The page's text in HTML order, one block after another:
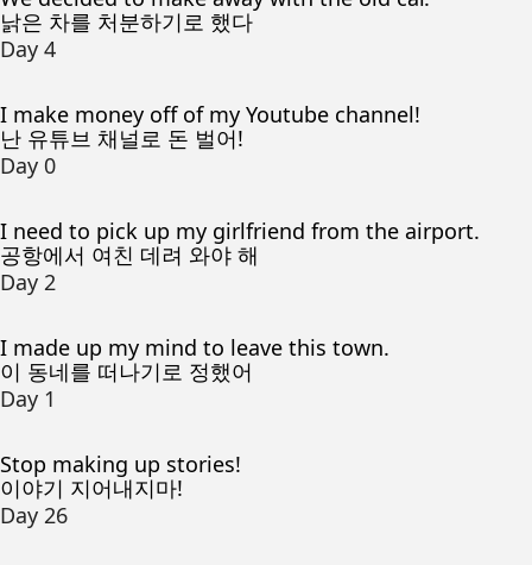
낡은 차를 처분하기로 했다
Day 4
I make money off of my Youtube channel!
난 유튜브 채널로 돈 벌어!
Day 0
I need to pick up my girlfriend from the airport.
공항에서 여친 데려 와야 해
Day 2
I made up my mind to leave this town.
이 동네를 떠나기로 정했어
Day 1
Stop making up stories!
이야기 지어내지마!
Day 26